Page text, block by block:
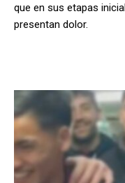
que en sus etapas
presentan dolor.